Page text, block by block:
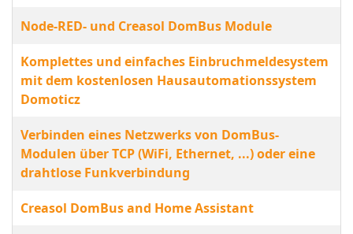
Node-RED- und Creasol DomBus Module
Komplettes und einfaches Einbruchmeldesystem
mit dem kostenlosen Hausautomationssystem
Domoticz
Verbinden eines Netzwerks von DomBus-
Modulen über TCP (WiFi, Ethernet, ...) oder eine
drahtlose Funkverbindung
Creasol DomBus and Home Assistant